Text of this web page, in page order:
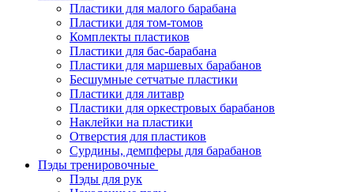
Пластики для малого барабана
Пластики для том-томов
Комплекты пластиков
Пластики для бас-барабана
Пластики для маршевых барабанов
Бесшумные сетчатые пластики
Пластики для литавр
Пластики для оркестровых барабанов
Наклейки на пластики
Отверстия для пластиков
Сурдины, демпферы для барабанов
Пэды тренировочные
Пэды для рук